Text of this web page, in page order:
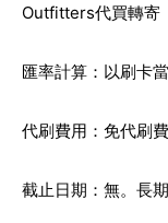
Outfitters代買轉寄
匯率計算：以刷卡
代刷費用：免代刷
截止日期：無。長